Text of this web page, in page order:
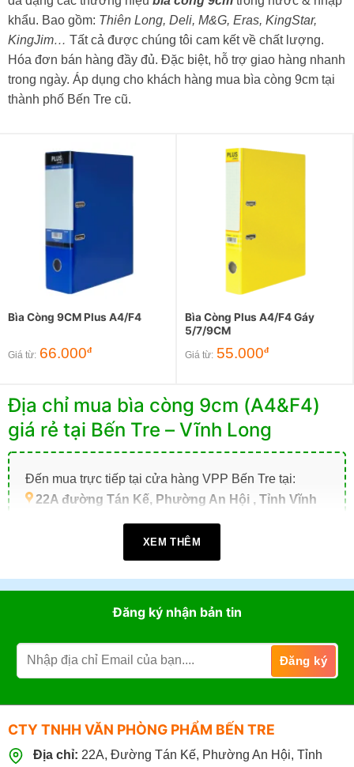
khẩu. Bao gồm: Thiên Long, Deli, M&G, Eras, KingStar,
KingJim… Tất cả được chúng tôi cam kết về chất lượng.
Hóa đơn bán hàng đầy đủ. Đặc biệt, hỗ trợ giao hàng nhanh
trong ngày. Áp dụng cho khách hàng mua bìa còng 9cm tại
thành phố Bến Tre cũ.
Bìa Còng 9CM Plus A4/F4
Giá từ: 66.000đ
Bìa Còng Plus A4/F4 Gáy
5/7/9CM
Giá từ: 55.000đ
Địa chỉ mua bìa còng 9cm (A4&F4)
giá rẻ tại Bến Tre – Vĩnh Long
Đến mua trực tiếp tại cửa hàng VPP Bến Tre tại:
22A đường Tán Kế, Phường An Hội , Tỉnh Vĩnh
07h30 - 17h30(Từ: Thứ 2 đến Thứ 7,
Đặt mua online tại website https://vppbentre.vn
Đặt mua qua điện thoại:
0869.03.9090
096.339.3566
XEM THÊM
Đăng ký nhận bản tin
CTY TNHH VĂN PHÒNG PHẨM BẾN TRE
Địa chỉ: 22A, Đường Tán Kế, Phường An Hội, Tỉnh